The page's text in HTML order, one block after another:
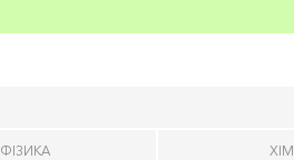
ФІЗИКА